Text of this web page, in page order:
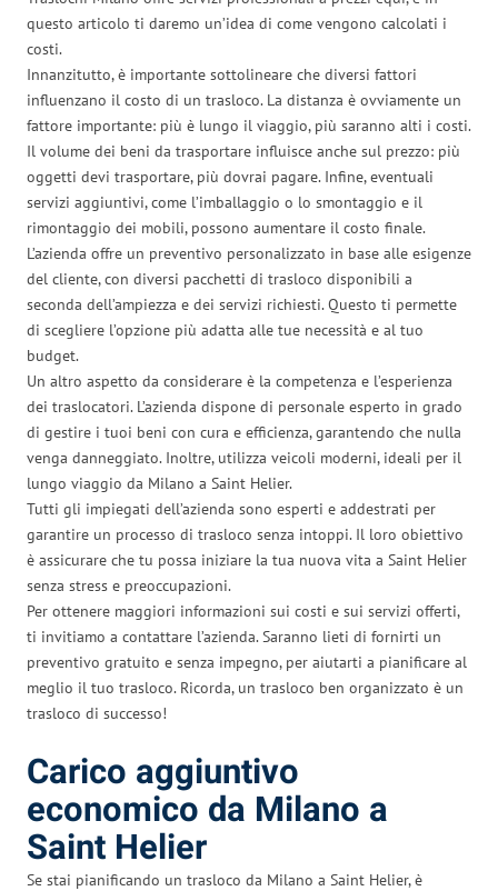
questo articolo ti daremo un’idea di come vengono calcolati i
costi.
Innanzitutto, è importante sottolineare che diversi fattori
influenzano il costo di un trasloco. La distanza è ovviamente un
fattore importante: più è lungo il viaggio, più saranno alti i costi.
Il volume dei beni da trasportare influisce anche sul prezzo: più
oggetti devi trasportare, più dovrai pagare. Infine, eventuali
servizi aggiuntivi, come l’imballaggio o lo smontaggio e il
rimontaggio dei mobili, possono aumentare il costo finale.
L’azienda offre un preventivo personalizzato in base alle esigenze
del cliente, con diversi pacchetti di trasloco disponibili a
seconda dell’ampiezza e dei servizi richiesti. Questo ti permette
di scegliere l’opzione più adatta alle tue necessità e al tuo
budget.
Un altro aspetto da considerare è la competenza e l’esperienza
dei traslocatori. L’azienda dispone di personale esperto in grado
di gestire i tuoi beni con cura e efficienza, garantendo che nulla
venga danneggiato. Inoltre, utilizza veicoli moderni, ideali per il
lungo viaggio da Milano a Saint Helier.
Tutti gli impiegati dell’azienda sono esperti e addestrati per
garantire un processo di trasloco senza intoppi. Il loro obiettivo
è assicurare che tu possa iniziare la tua nuova vita a Saint Helier
senza stress e preoccupazioni.
Per ottenere maggiori informazioni sui costi e sui servizi offerti,
ti invitiamo a contattare l’azienda. Saranno lieti di fornirti un
preventivo gratuito e senza impegno, per aiutarti a pianificare al
meglio il tuo trasloco. Ricorda, un trasloco ben organizzato è un
trasloco di successo!
Carico aggiuntivo
economico da Milano a
Saint Helier
Se stai pianificando un trasloco da Milano a Saint Helier, è